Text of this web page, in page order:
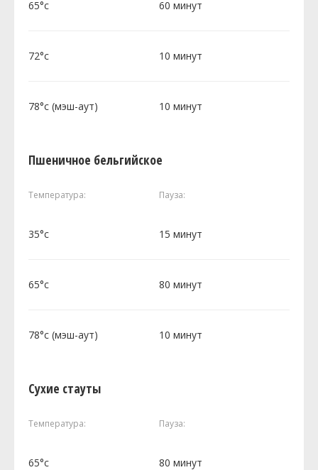
65°c 60 минут
72°c 10 минут
78°c (мэш-аут) 10 минут
Пшеничное бельгийское
Температура: Пауза:
35°c 15 минут
65°c 80 минут
78°c (мэш-аут) 10 минут
Сухие стауты
Температура: Пауза:
65°c 80 минут